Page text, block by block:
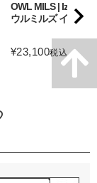
OWL MILS | Izanagi
ウルミルズ イザナギ
¥23,100税込
詳細を見る